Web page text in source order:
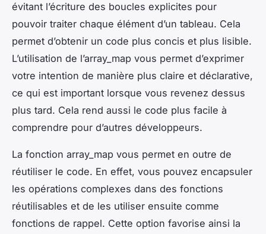
évitant l’écriture des boucles explicites pour
pouvoir traiter chaque élément d’un tableau. Cela
permet d’obtenir un code plus concis et plus lisible.
L’utilisation de l’array_map vous permet d’exprimer
votre intention de manière plus claire et déclarative,
ce qui est important lorsque vous revenez dessus
plus tard. Cela rend aussi le code plus facile à
comprendre pour d’autres développeurs.
La fonction array_map vous permet en outre de
réutiliser le code. En effet, vous pouvez encapsuler
les opérations complexes dans des fonctions
réutilisables et de les utiliser ensuite comme
fonctions de rappel. Cette option favorise ainsi la